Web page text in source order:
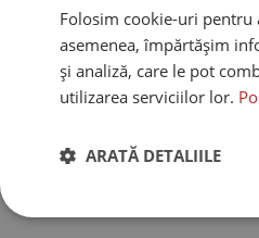
Folosim cookie-uri pentru
asemenea, împărtășim
și analiză, care le pot
utilizarea serviciilor lor.
ARATĂ DETALIILE